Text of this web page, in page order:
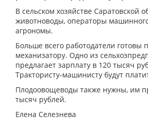
В сельском хозяйстве Саратовской
животноводы, операторы
агрономы.
Больше всего работодатели готовы
механизатору. Одно из
предлагает зарплату в 120 тысяч
Трактористу-машинисту будут
Плодоовощеводы также нужны, им
тысяч рублей.
Елена Селезнева